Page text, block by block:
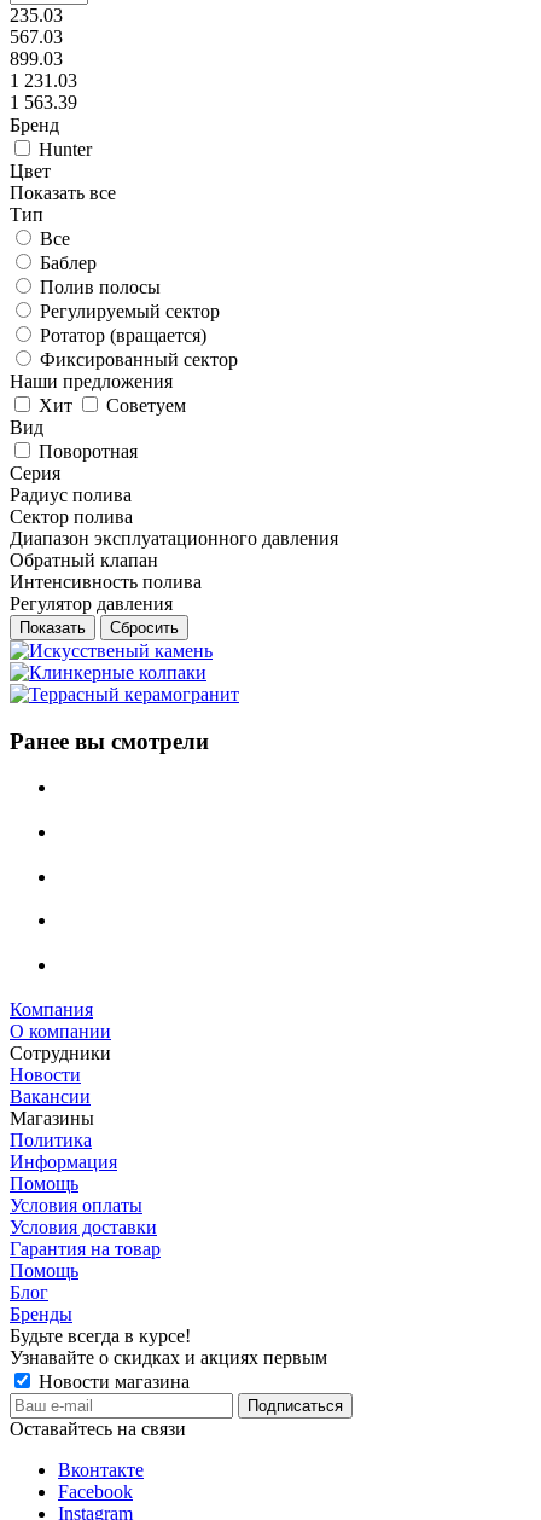
235.03
567.03
899.03
1 231.03
1 563.39
Бренд
Hunter
Цвет
Показать все
Тип
Все
Баблер
Полив полосы
Регулируемый сектор
Ротатор (вращается)
Фиксированный сектор
Наши предложения
Хит
Советуем
Вид
Поворотная
Серия
Радиус полива
Сектор полива
Диапазон эксплуатационного давления
Обратный клапан
Интенсивность полива
Регулятор давления
Сбросить
Ранее вы смотрели
Компания
О компании
Сотрудники
Новости
Вакансии
Магазины
Политика
Информация
Помощь
Условия оплаты
Условия доставки
Гарантия на товар
Помощь
Блог
Бренды
Будьте всегда в курсе!
Узнавайте о скидках и акциях первым
Новости магазина
Оставайтесь на связи
Вконтакте
Facebook
Instagram